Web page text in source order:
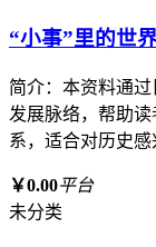
“小事”里的世
简介：本资料通
发展脉络，帮助
系，适合对历史
￥0.00平台
未分类